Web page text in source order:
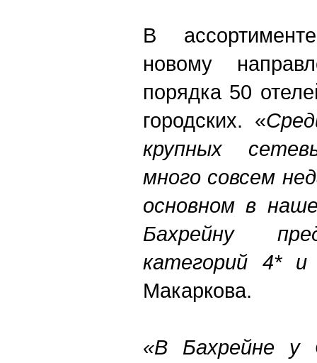
В
новому
порядка 50
городских. «
крупных
много совсем
основном в
Бахрейну
категорий 4* и
Макаркова.
«В Бахрейне у